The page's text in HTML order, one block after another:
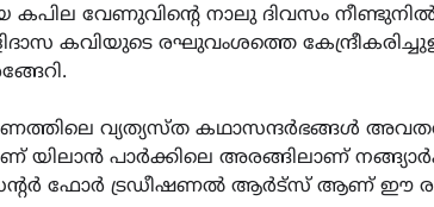
കപില വേണുവിന്റെ നാലു ദിവസം
കവിയുടെ രഘുവംശത്തെ
വ്യത്യസ്ത കഥാസന്ദർഭങ്ങൾ
യിലാൻ പാർക്കിലെ അരങ്ങിലാണ്
ഫോർ ട്രഡീഷണൽ ആർട്സ് ആണ് ഈ